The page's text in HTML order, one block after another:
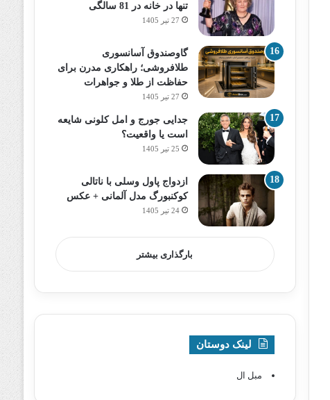
تنها در خانه در 81 سالگی
27 تیر 1405
گاوصندوق آسانسوری
طلافروشی؛ راهکاری مدرن برای
حفاظت از طلا و جواهرات
27 تیر 1405
جدایی جورج و امل کلونی شایعه
است یا واقعیت؟
25 تیر 1405
ازدواج پاول وسلی با ناتالی
کوکنبورگ مدل آلمانی + عکس
24 تیر 1405
بارگذاری بیشتر
لینک دوستان
مبل ال